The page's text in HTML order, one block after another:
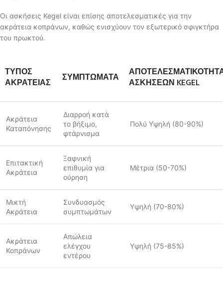
Οι ασκήσεις Kegel είναι επίσης αποτελεσματικές για την
ακράτεια κοπράνων, καθώς ενισχύουν τον εξωτερικό σφιγκτήρα
του πρωκτού.
ΤΎΠΟΣ
ΑΚΡΆΤΕΙΑΣ
ΣΥΜΠΤΏΜΑΤΑ
ΑΣΚΉΣΕΩΝ KEGEL
Ακράτεια
Καταπόνησης
Διαρροή κατά
το βήξιμο,
φτάρνισμα
Πολύ Υψηλή (80-90%)
Επιτακτική
Ακράτεια
Ξαφνική
επιθυμία για
ούρηση
Μέτρια (50-70%)
Μικτή
Ακράτεια
Συνδυασμός
συμπτωμάτων
Υψηλή (70-80%)
Ακράτεια
Κοπράνων
Απώλεια
ελέγχου
εντέρου
Υψηλή (75-85%)